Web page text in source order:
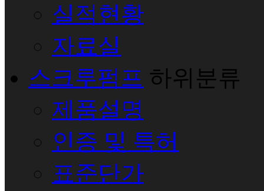
실적현황
자료실
스크루펌프 하위분류
제품설명
인증 및 특허
표준단가